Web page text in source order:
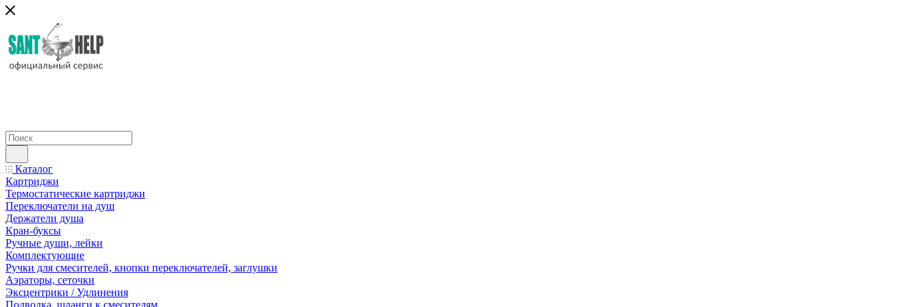
Каталог
Картриджи
Термостатические картриджи
Переключатели на душ
Держатели душа
Кран-буксы
Ручные души, лейки
Комплектующие
Ручки для смесителей, кнопки переключателей, заглушки
Аэраторы, сеточки
Эксцентрики / Удлинения
Подводка, шланги к смесителям